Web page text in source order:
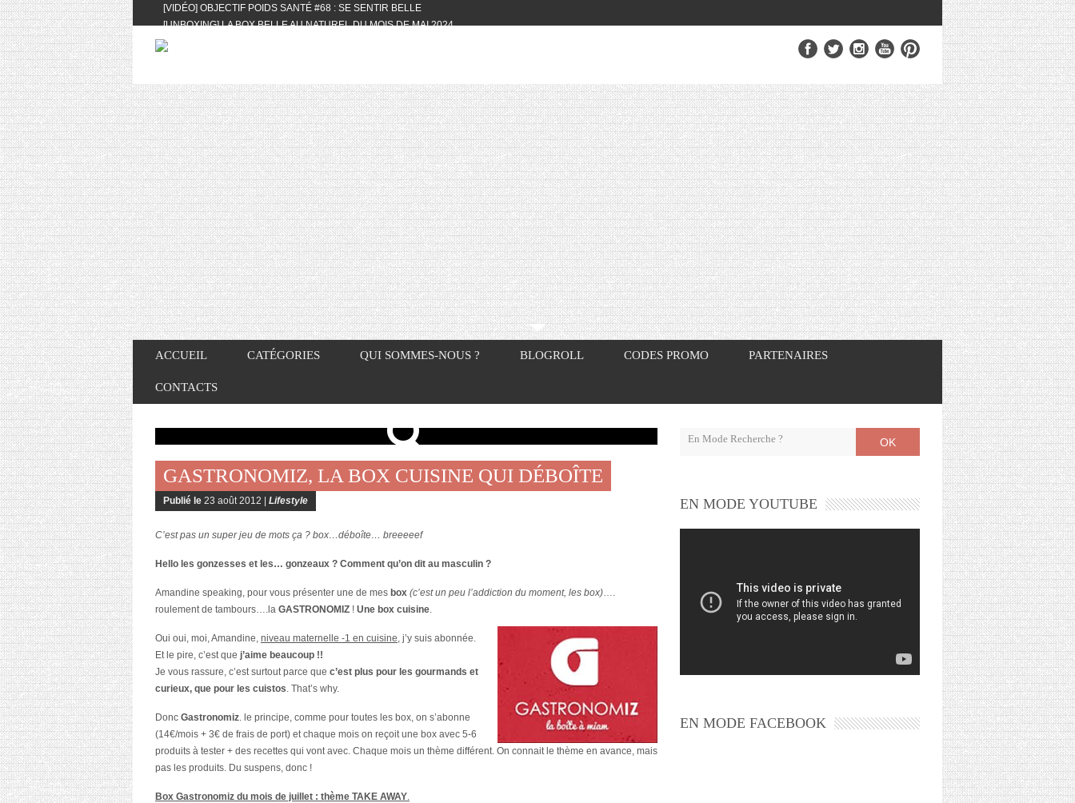
[VIDÉO] OBJECTIF POIDS SANTÉ #68 : SE SENTIR BELLE
[UNBOXING] LA BOX BELLE AU NATUREL DU MOIS DE MAI 2024
[VIDÉO] UNBOXING : LES MY LITTLE & BIOTYFULL BOX DU MOIS DE MAI 2024
[VIDÉO] QUITOQUE #10 : MEAL PREP & CONVIVIALITÉ
[VIDÉO] UNBOXING : LES MY LITTLE & BIOTYFULL BOX DU MOIS D’AVRIL
2024 FEAT. AKILA
[VIDÉO] OBJECTIF POIDS SANTÉ #67 : L’AVIS DES AUTRES, CE N’EST QUE LA
VIE DES AUTRES
[VIDÉO] UNBOXING : LES MY LITTLE & BIOTYFULL BOX DES MOIS DE
FÉVRIER ET MARS 2024 FEAT. AKILA
[VIDÉO] LA SÉLECTION DU MOIS #JANVIER2024
[VIDÉO] HELLOFRESH #34 : IDÉES RECETTES RISOTTO
ACCUEIL CATÉGORIES QUI SOMMES-NOUS ? BLOGROLL CODES PROMO PARTENAIRES
CONTACTS
GASTRONOMIZ, LA BOX CUISINE QUI DÉBOÎTE
Publié le 23 août 2012 | Lifestyle
C’est pas un super jeu de mots ça ? box…déboîte… breeeeef
Hello les gonzesses et les… gonzeaux ? Comment qu’on dit au masculin ?
Amandine speaking, pour vous présenter une de mes box (c’est un peu l’addiction du moment, les box)….
roulement de tambours….la GASTRONOMIZ ! Une box cuisine.
Oui oui, moi, Amandine, niveau maternelle -1 en cuisine, j’y suis abonnée.
Et le pire, c’est que j’aime beaucoup !!
Je vous rassure, c’est surtout parce que c’est plus pour les gourmands et
curieux, que pour les cuistos. That’s why.
Donc Gastronomiz. le principe, comme pour toutes les box, on s’abonne
(14€/mois + 3€ de frais de port) et chaque mois on reçoit une box avec 5-6
produits à tester + des recettes qui vont avec. Chaque mois un thème différent. On connait le thème en avance, mais
pas les produits. Du suspens, donc !
Box Gastronomiz du mois de juillet : thème TAKE AWAY.
OK
EN MODE YOUTUBE
EN MODE FACEBOOK